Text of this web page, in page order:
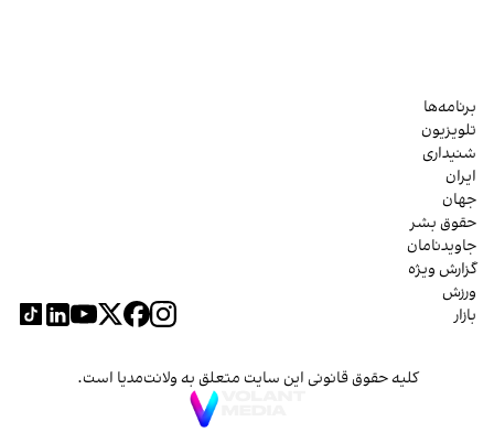
برنامه‌ها
تلویزیون
شنیداری
ایران
جهان
حقوق بشر
جاویدنامان
گزارش ویژه
ورزش
بازار
کلیه حقوق قانونی این سایت متعلق به ولانت‌مدیا است.